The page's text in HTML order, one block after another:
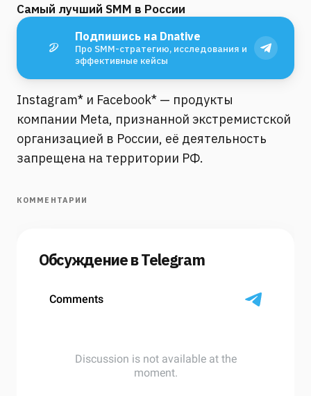
Самый лучший SMM в России
Подпишись на Dnative
Про SMM-стратегию, исследования и
эффективные кейсы
Instagram* и Facebook* — продукты
компании Meta, признанной экстремистской
организацией в России, её деятельность
запрещена на территории РФ.
КОММЕНТАРИИ
Обсуждение в Telegram